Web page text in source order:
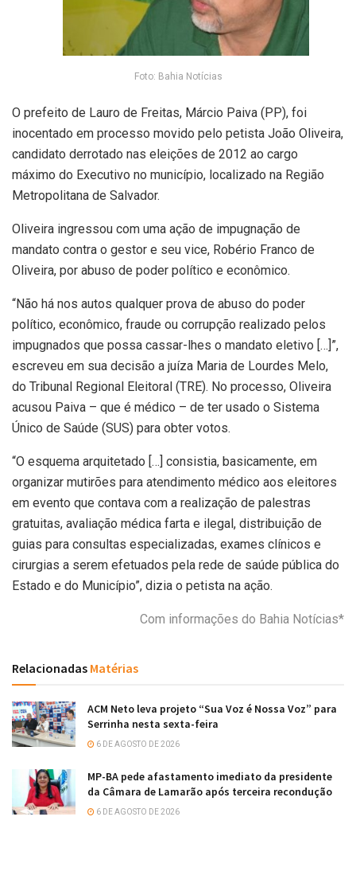
Foto: Bahia Notícias
O prefeito de Lauro de Freitas, Márcio Paiva (PP), foi
inocentado em processo movido pelo petista João Oliveira,
candidato derrotado nas eleições de 2012 ao cargo
máximo do Executivo no município, localizado na Região
Metropolitana de Salvador.
Oliveira ingressou com uma ação de impugnação de
mandato contra o gestor e seu vice, Robério Franco de
Oliveira, por abuso de poder político e econômico.
“Não há nos autos qualquer prova de abuso do poder
político, econômico, fraude ou corrupção realizado pelos
impugnados que possa cassar-lhes o mandato eletivo […]”,
escreveu em sua decisão a juíza Maria de Lourdes Melo,
do Tribunal Regional Eleitoral (TRE). No processo, Oliveira
acusou Paiva – que é médico – de ter usado o Sistema
Único de Saúde (SUS) para obter votos.
“O esquema arquitetado […] consistia, basicamente, em
organizar mutirões para atendimento médico aos eleitores
em evento que contava com a realização de palestras
gratuitas, avaliação médica farta e ilegal, distribuição de
guias para consultas especializadas, exames clínicos e
cirurgias a serem efetuados pela rede de saúde pública do
Estado e do Município”, dizia o petista na ação.
Com informações do Bahia Notícias*
Relacionadas Matérias
ACM Neto leva projeto “Sua Voz é Nossa Voz” para
Serrinha nesta sexta-feira
6 DE AGOSTO DE 2026
MP-BA pede afastamento imediato da presidente
da Câmara de Lamarão após terceira recondução
6 DE AGOSTO DE 2026